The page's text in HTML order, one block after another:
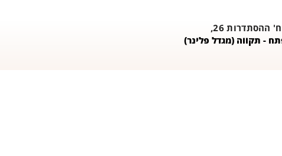
ההסתדרות 26,
- תקווה (מגדל פלינר)